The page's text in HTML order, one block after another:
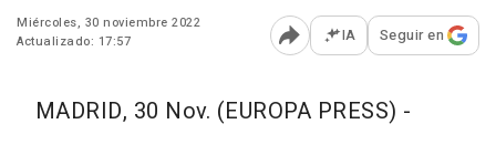
Miércoles, 30 noviembre 2022
Actualizado: 17:57
Abrir opciones para
IA Seguir en
MADRID, 30 Nov. (EUROPA PRESS) -